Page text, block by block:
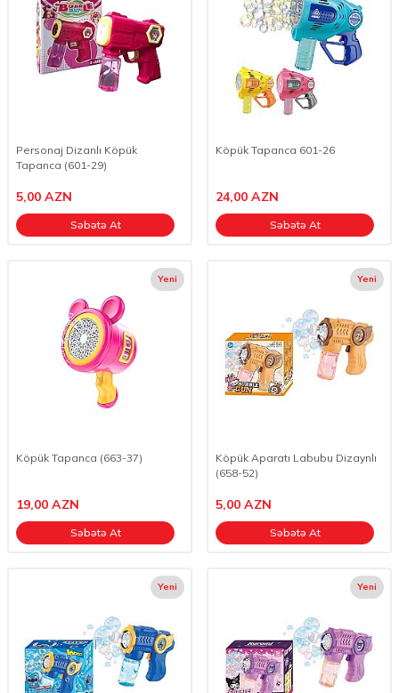
Personaj Dizanlı Köpük
Tapanca (601-29)
5,00 AZN
Səbətə At
Köpük Tapanca 601-26
24,00 AZN
Səbətə At
Yeni
Köpük Tapanca (663-37)
19,00 AZN
Səbətə At
Yeni
Köpük Aparatı Labubu Dizaynlı
(658-52)
5,00 AZN
Səbətə At
Yeni Yeni